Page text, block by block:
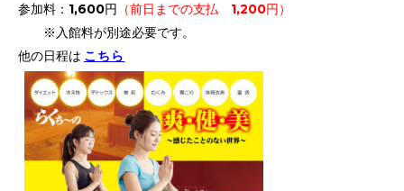
参加料：1,600円 （前日までの支払 1,200円）
※入館料が別途必要です。
他の日程は こちら